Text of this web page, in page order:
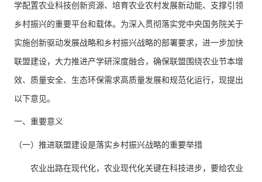
学配置农业科技创新资源、培育农业农村发展新动能、支撑引领
乡村振兴的重要平台和载体。为深入贯彻落实党中央国务院关于
实施创新驱动发展战略和乡村振兴战略的部署要求，进一步加快
联盟建设，大力推进产学研深度融合，确保联盟围绕农业节本增
效、质量安全、生态环保需求高质量发展和规范化运行，现提出
以下意见。
一、重要意义
（一）推进联盟建设是落实乡村振兴战略的重要举措
农业出路在现代化，农业现代化关键在科技进步，要给农业